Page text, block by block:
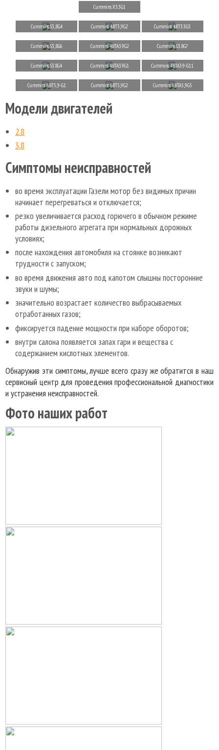
Cummins X3.3G1
Cummins S3,8G4 Cummins 4BT3,9G2 Cummins 4BT3.3G3
Cummins S3,8G6 Cummins 4BTA3.9G2 Cummins S3.8G7
Cummins S3.8G4 Cummins 4BTA3.9G1 Cummins 4BTA3.9-G11
Cummins 6BT5,9-G1 Cummins 6BT5,9G2 Cummins 6BTA5,9G5
Модели двигателей
2.8
3.8
Симптомы неисправностей
во время эксплуатации Газели мотор без видимых причин
начинает перегреваться и отключается;
резко увеличивается расход горючего в обычном режиме
работы дизельного агрегата при нормальных дорожных
условиях;
после нахождения автомобиля на стоянке возникают
трудности с запуском;
во время движения авто под капотом слышны посторонние
звуки и шумы;
значительно возрастает количество выбрасываемых
отработанных газов;
фиксируется падение мощности при наборе оборотов;
внутри салона появляется запах гари и вещества с
содержанием кислотных элементов.
Обнаружив эти симптомы, лучше всего сразу же обратится в наш
сервисный центр для проведения профессиональной диагностики
и устранения неисправностей.
Фото наших работ